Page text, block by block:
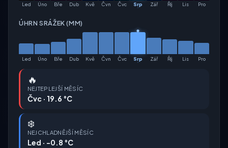
Led Úno Bře Dub Kvě Čvn Čvc Srp Zář Říj Lis Pro
ÚHRN SRÁŽEK (MM)
Led Úno Bře Dub Kvě Čvn Čvc Srp Zář Říj Lis Pro
🔥
NEJTEPLEJŠÍ MĚSÍC
Čvc · 19.6 °C
❄️
NEJCHLADNĚJŠÍ MĚSÍC
Led · -0.8 °C